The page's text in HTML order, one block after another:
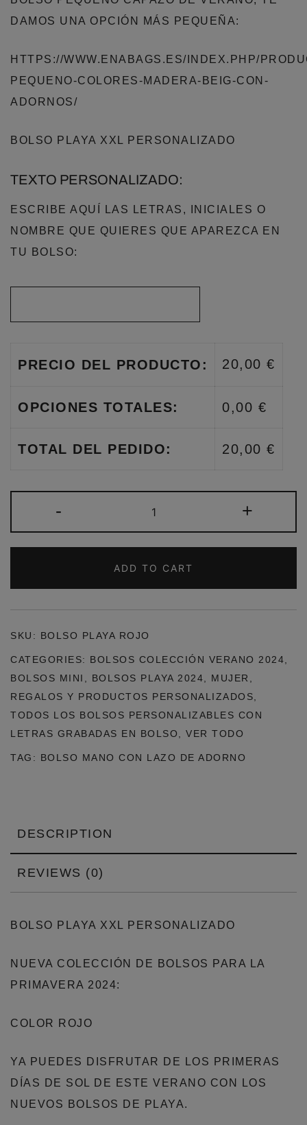
DAMOS UNA OPCIÓN MÁS PEQUEÑA:
HTTPS://WWW.ENABAGS.ES/INDEX.PHP/
PEQUENO-COLORES-MADERA-BEIG-CON-
ADORNOS/
BOLSO PLAYA XXL PERSONALIZADO
TEXTO PERSONALIZADO:
ESCRIBE AQUÍ LAS LETRAS, INICIALES O
NOMBRE QUE QUIERES QUE APAREZCA EN
TU BOLSO:
PRECIO DEL PRODUCTO: 20,00 €
OPCIONES TOTALES: 0,00 €
TOTAL DEL PEDIDO: 20,00 €
-
PLAYA
XXL
PERSONALIZADO
QUANTITY
+
ADD TO CART
SKU: BOLSO PLAYA ROJO
CATEGORIES: BOLSOS COLECCIÓN VERANO 2024
BOLSOS MINI
BOLSOS PLAYA 2024 MUJER
REGALOS Y PRODUCTOS PERSONALIZADOS
TODOS LOS BOLSOS PERSONALIZABLES CON
LETRAS GRABADAS EN BOLSO
VER TODO
TAG: BOLSO MANO CON LAZO DE ADORNO
DESCRIPTION
REVIEWS (0)
BOLSO PLAYA XXL PERSONALIZADO
NUEVA COLECCIÓN DE BOLSOS PARA LA
PRIMAVERA 2024:
COLOR ROJO
YA PUEDES DISFRUTAR DE LOS PRIMERAS
DÍAS DE SOL DE ESTE VERANO CON LOS
NUEVOS BOLSOS DE PLAYA.